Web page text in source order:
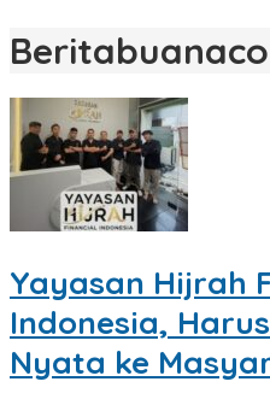
Beritabuanaco
Yayasan Hijrah
Indonesia,
Nyata ke